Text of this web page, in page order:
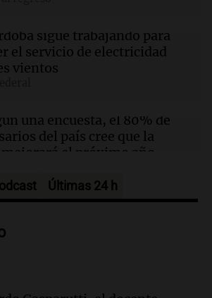
marcharon en Bariloche y
contra la extranjerización de
casos de náuseas entre
crónicos de marihuana en EE.
sigue trabajando para
el servicio de electricidad
vientos
una encuesta, el 80% de
del país cree que la
el próximo año
Losada: "Faltó que el
privada
Últimas 24 h